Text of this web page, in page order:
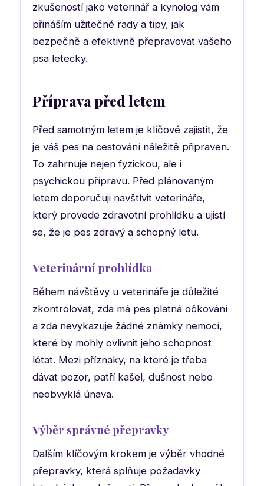
zkušeností jako veterinář a kynolog vám
přináším užitečné rady a tipy, jak
bezpečně a efektivně přepravovat vašeho
psa letecky.
Příprava před letem
Před samotným letem je klíčové zajistit, že
je váš pes na cestování náležitě připraven.
To zahrnuje nejen fyzickou, ale i
psychickou přípravu. Před plánovaným
letem doporučuji navštívit veterináře,
který provede zdravotní prohlídku a ujistí
se, že je pes zdravý a schopný letu.
Veterinární prohlídka
Během návštěvy u veterináře je důležité
zkontrolovat, zda má pes platná očkování
a zda nevykazuje žádné známky nemocí,
které by mohly ovlivnit jeho schopnost
létat. Mezi příznaky, na které je třeba
dávat pozor, patří kašel, dušnost nebo
neobvyklá únava.
Výběr správné přepravky
Dalším klíčovým krokem je výběr vhodné
přepravky, která splňuje požadavky